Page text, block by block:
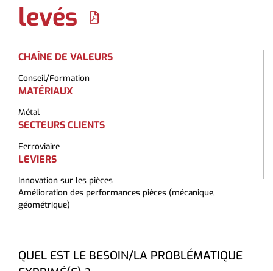
levés
CHAÎNE DE VALEURS
Conseil/Formation
MATÉRIAUX
Métal
SECTEURS CLIENTS
Ferroviaire
LEVIERS
Innovation sur les pièces
Amélioration des performances pièces (mécanique,
géométrique)
QUEL EST LE BESOIN/LA PROBLÉMATIQUE